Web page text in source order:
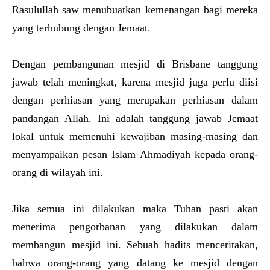
Rasulullah saw menubuatkan kemenangan bagi mereka
yang terhubung dengan Jemaat.
Dengan pembangunan mesjid di Brisbane tanggung
jawab telah meningkat, karena mesjid juga perlu diisi
dengan perhiasan yang merupakan perhiasan dalam
pandangan Allah. Ini adalah tanggung jawab Jemaat
lokal untuk memenuhi kewajiban masing-masing dan
menyampaikan pesan Islam Ahmadiyah kepada orang-
orang di wilayah ini.
Jika semua ini dilakukan maka Tuhan pasti akan
menerima pengorbanan yang dilakukan dalam
membangun mesjid ini. Sebuah hadits menceritakan,
bahwa orang-orang yang datang ke mesjid dengan